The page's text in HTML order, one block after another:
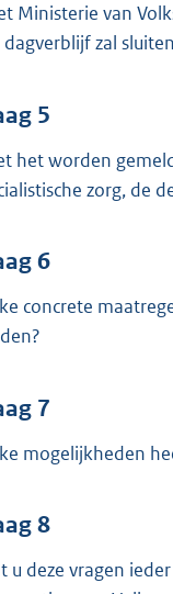
Ministerie van
dagverblijf zal
5
het worden
zorg, de
6
concrete
7
mogelijkheden
8
u deze vragen